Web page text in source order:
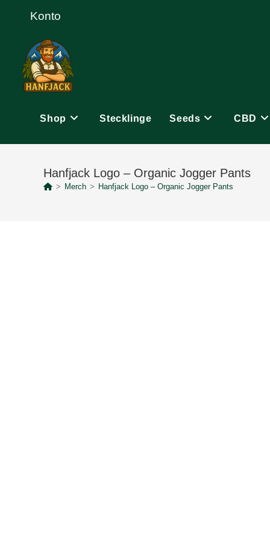
Konto
Shop Stecklinge Seeds CBD
Hanfjack Logo – Organic Jogger Pants
> Merch > Hanfjack Logo – Organic Jogger Pants